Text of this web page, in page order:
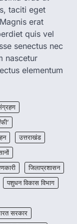
के नेतृत्व में
7, 2026
के नेतृत्व में स्वच्छ ऊर्जा,
आय…
मिला नया
7, 2026
(चिरायु) के तहत
taciti eget
erat
quis vel
senectus nec
nascetur
elementum
उत्तराखंड
जिलाप्रशासन
पशुधन विकास विभाग
सरकार